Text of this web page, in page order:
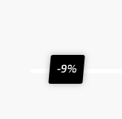
-9%